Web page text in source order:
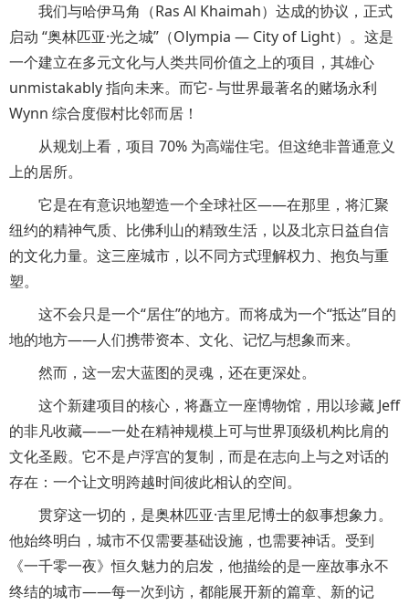
我们与哈伊马角（Ras Al Khaimah）达成的协议，正式
启动 “奥林匹亚·光之城”（Olympia — City of Light）。这是
一个建立在多元文化与人类共同价值之上的项目，其雄心
unmistakably 指向未来。而它- 与世界最著名的赌场永利
Wynn 综合度假村比邻而居！
从规划上看，项目 70% 为高端住宅。但这绝非普通意义
上的居所。
它是在有意识地塑造一个全球社区——在那里，将汇聚
纽约的精神气质、比佛利山的精致生活，以及北京日益自信
的文化力量。这三座城市，以不同方式理解权力、抱负与重
塑。
这不会只是一个“居住”的地方。而将成为一个“抵达”目的
地的地方——人们携带资本、文化、记忆与想象而来。
然而，这一宏大蓝图的灵魂，还在更深处。
这个新建项目的核心，将矗立一座博物馆，用以珍藏 Jeff
的非凡收藏——一处在精神规模上可与世界顶级机构比肩的
文化圣殿。它不是卢浮宫的复制，而是在志向上与之对话的
存在：一个让文明跨越时间彼此相认的空间。
贯穿这一切的，是奥林匹亚·吉里尼博士的叙事想象力。
他始终明白，城市不仅需要基础设施，也需要神话。受到
《一千零一夜》恒久魅力的启发，他描绘的是一座故事永不
终结的城市——每一次到访，都能展开新的篇章、新的记